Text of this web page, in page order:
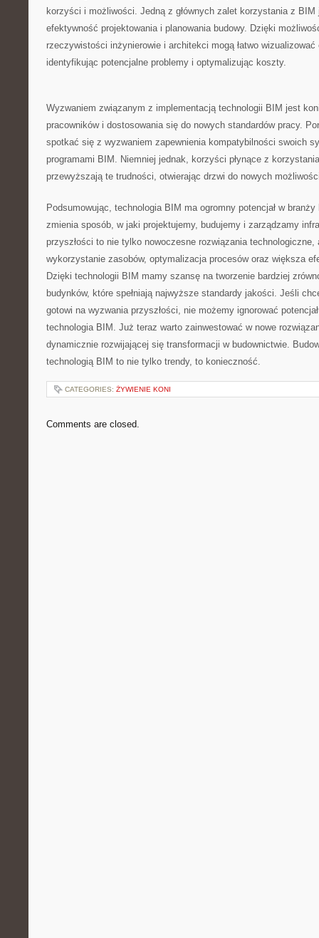
korzyści i możliwości. Jedną z⁤ głównych ⁣zalet korzystania ⁤z⁣
efektywność projektowania i planowania budowy.⁢ Dzięki
rzeczywistości inżynierowie i architekci mogą łatwo wizualizować
identyfikując potencjalne problemy i optymalizując koszty.
Wyzwaniem​ związanym z implementacją technologii BIM jest
pracowników i dostosowania się do nowych standardów pracy.
spotkać⁤ się z wyzwaniem zapewnienia kompatybilności⁣ swoich‌
programami​ BIM. Niemniej⁣ jednak, korzyści⁣ płynące z
przewyższają te trudności, otwierając drzwi do nowych
Podsumowując, technologia BIM ma ogromny potencjał w
zmienia sposób, w jaki projektujemy, budujemy i zarządzamy
przyszłości to​ nie tylko nowoczesne rozwiązania technologiczne,
⁣wykorzystanie ‌zasobów, optymalizacja procesów oraz większa
Dzięki technologii BIM mamy szansę na tworzenie⁤ bardziej
budynków, które spełniają najwyższe standardy jakości. Jeśli
‌gotowi na wyzwania przyszłości, ⁤nie możemy ignorować
technologia BIM. Już teraz warto zainwestować w nowe
dynamicznie ‌rozwijającej się transformacji w budownictwie.
technologią BIM to ​nie tylko trendy, to konieczność.
CATEGORIES: ŻYWIENIE KONI
Comments are closed.